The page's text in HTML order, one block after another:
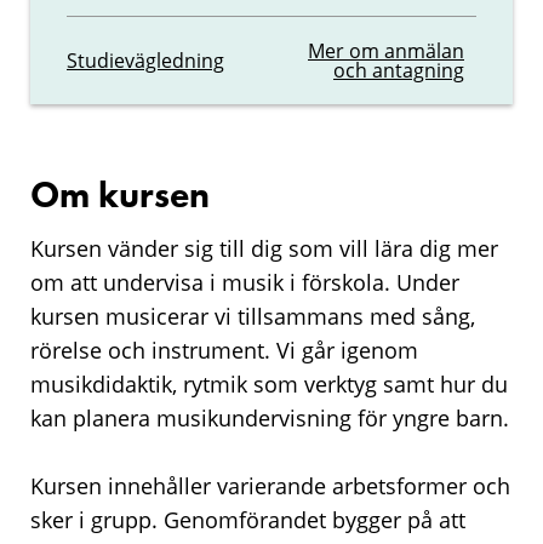
Studievägledning Mer om anmälan
och antagning
Om kursen
Kursen vänder sig till dig som vill lära dig mer
om att undervisa i musik i förskola. Under
kursen musicerar vi tillsammans med sång,
rörelse och instrument. Vi går igenom
musikdidaktik, rytmik som verktyg samt hur du
kan planera musikundervisning för yngre barn.
Kursen innehåller varierande arbetsformer och
sker i grupp. Genomförandet bygger på att